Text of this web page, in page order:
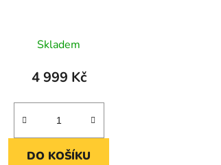
Skladem
4 999 Kč
DO KOŠÍKU